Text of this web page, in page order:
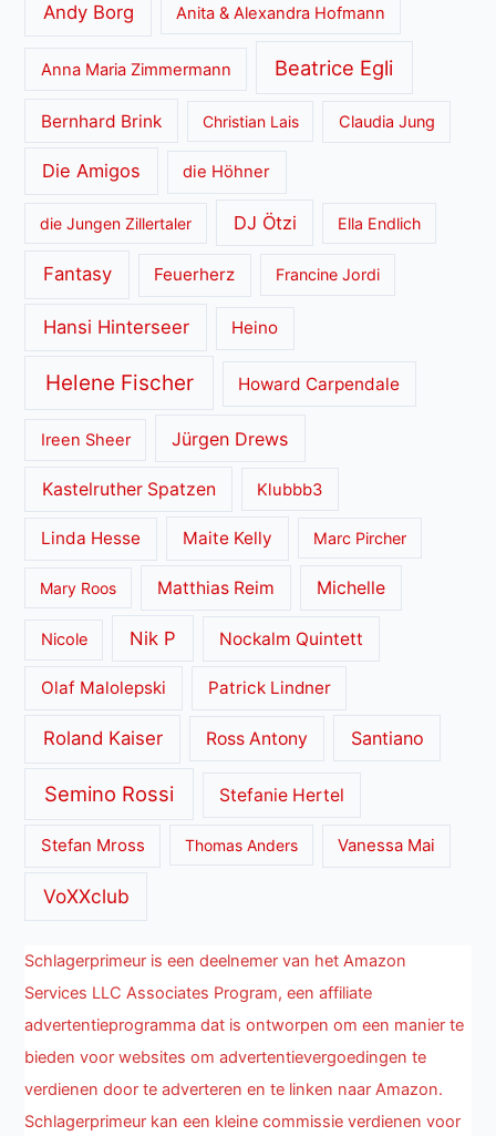
Andy Borg Anita & Alexandra Hofmann
Anna Maria Zimmermann Beatrice Egli
Bernhard Brink Christian Lais Claudia Jung
Die Amigos die Höhner
die Jungen Zillertaler DJ Ötzi Ella Endlich
Fantasy Feuerherz Francine Jordi
Hansi Hinterseer Heino
Helene Fischer Howard Carpendale
Ireen Sheer Jürgen Drews
Kastelruther Spatzen Klubbb3
Linda Hesse Maite Kelly Marc Pircher
Mary Roos Matthias Reim Michelle
Nicole Nik P Nockalm Quintett
Olaf Malolepski Patrick Lindner
Roland Kaiser Ross Antony Santiano
Semino Rossi Stefanie Hertel
Stefan Mross Thomas Anders Vanessa Mai
VoXXclub
Schlagerprimeur is een deelnemer van het Amazon
Services LLC Associates Program, een affiliate
advertentieprogramma dat is ontworpen om een manier te
bieden voor websites om advertentievergoedingen te
verdienen door te adverteren en te linken naar Amazon.
Schlagerprimeur kan een kleine commissie verdienen voor